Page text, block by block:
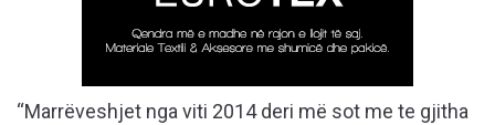
“Marrëveshjet nga viti 2014 deri më sot me te gjitha